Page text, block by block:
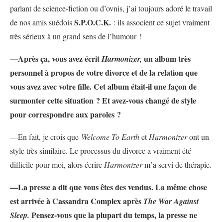
parlant de science-fiction ou d’ovnis, j’ai toujours adoré le travail
de nos amis suédoisS.P.O.C.K. : ils associent ce sujet vraiment
très sérieux à un grand sens de l’humour !
—Après ça, vous avez écritHarmonizer, un album très
personnel à propos de votre divorce et de la relation que
vous avez avec votre fille. Cet album était-il une façon de
surmonter cette situation ? Et avez-vous changé de style
pour correspondre aux paroles ?
—En fait, je crois que Welcome To EarthetHarmonizeront un
style très similaire. Le processus du divorce a vraiment été
difficile pour moi, alors écrire Harmonizerm’a servi de thérapie.
—La presse a dit que vous êtes des vendus. La même chose
est arrivée à Cassandra Complex après The War Against
Sleep. Pensez-vous que la plupart du temps, la presse ne